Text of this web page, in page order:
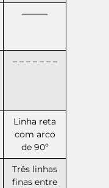
———
– – – – – – –
Linha reta
com arco
de 90º
Três linhas
finas entre